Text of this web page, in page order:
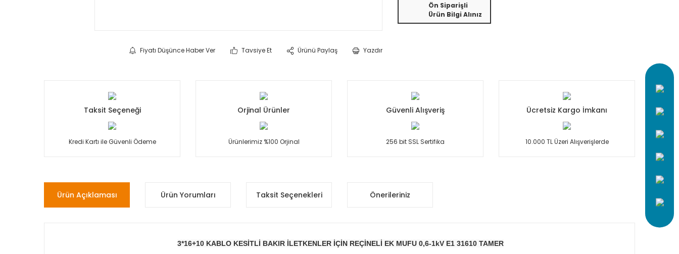
Fiyatı Düşünce Haber Ver Tavsiye Et Ürünü Paylaş Yazdır
Ön Siparişli
Ürün Bilgi Alınız
Taksit Seçeneği
Kredi Kartı ile Güvenli Ödeme
Orjinal Ürünler
Ürünlerimiz %100 Orjinal
Güvenli Alışveriş
256 bit SSL Sertifika
Ücretsiz Kargo İmkanı
10.000 TL Üzeri Alışverişlerde
Ürün Açıklaması Ürün Yorumları Taksit Seçenekleri Önerileriniz
3*16+10 KABLO KESİTLİ BAKIR İLETKENLER İÇİN REÇİNELİ EK MUFU 0,6-1kV E1 31610 TAMER